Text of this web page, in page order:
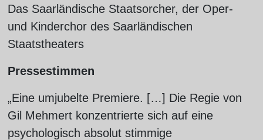
Das Saarländische Staatsorcher, der Oper-
und Kinderchor des Saarländischen
Staatstheaters
Pressestimmen
„Eine umjubelte Premiere. […] Die Regie von
Gil Mehmert konzentrierte sich auf eine
psychologisch absolut stimmige